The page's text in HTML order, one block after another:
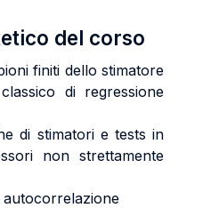
del corso
finiti dello stimatore
di regressione
di stimatori e tests in
non strettamente
autocorrelazione